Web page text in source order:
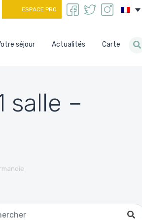
ESPACE PRO
séjour Actualités Carte
salle –